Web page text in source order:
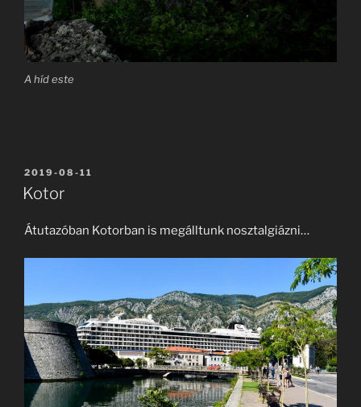
A híd este
BEKÜLDVE:
2019-08-11
Kotor
Átutazóban Kotorban is megálltunk nosztalgiázni…